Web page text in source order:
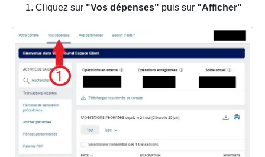
Cliquez sur "Vos dépenses" puis sur "Afficher"